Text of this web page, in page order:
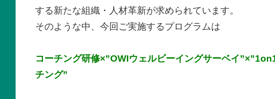
する新たな組織・人材革新が求められています。
そのような中、今回ご実施するプログラムは
コーチング研修×”OWIウェルビーイングサーベイ
チング”